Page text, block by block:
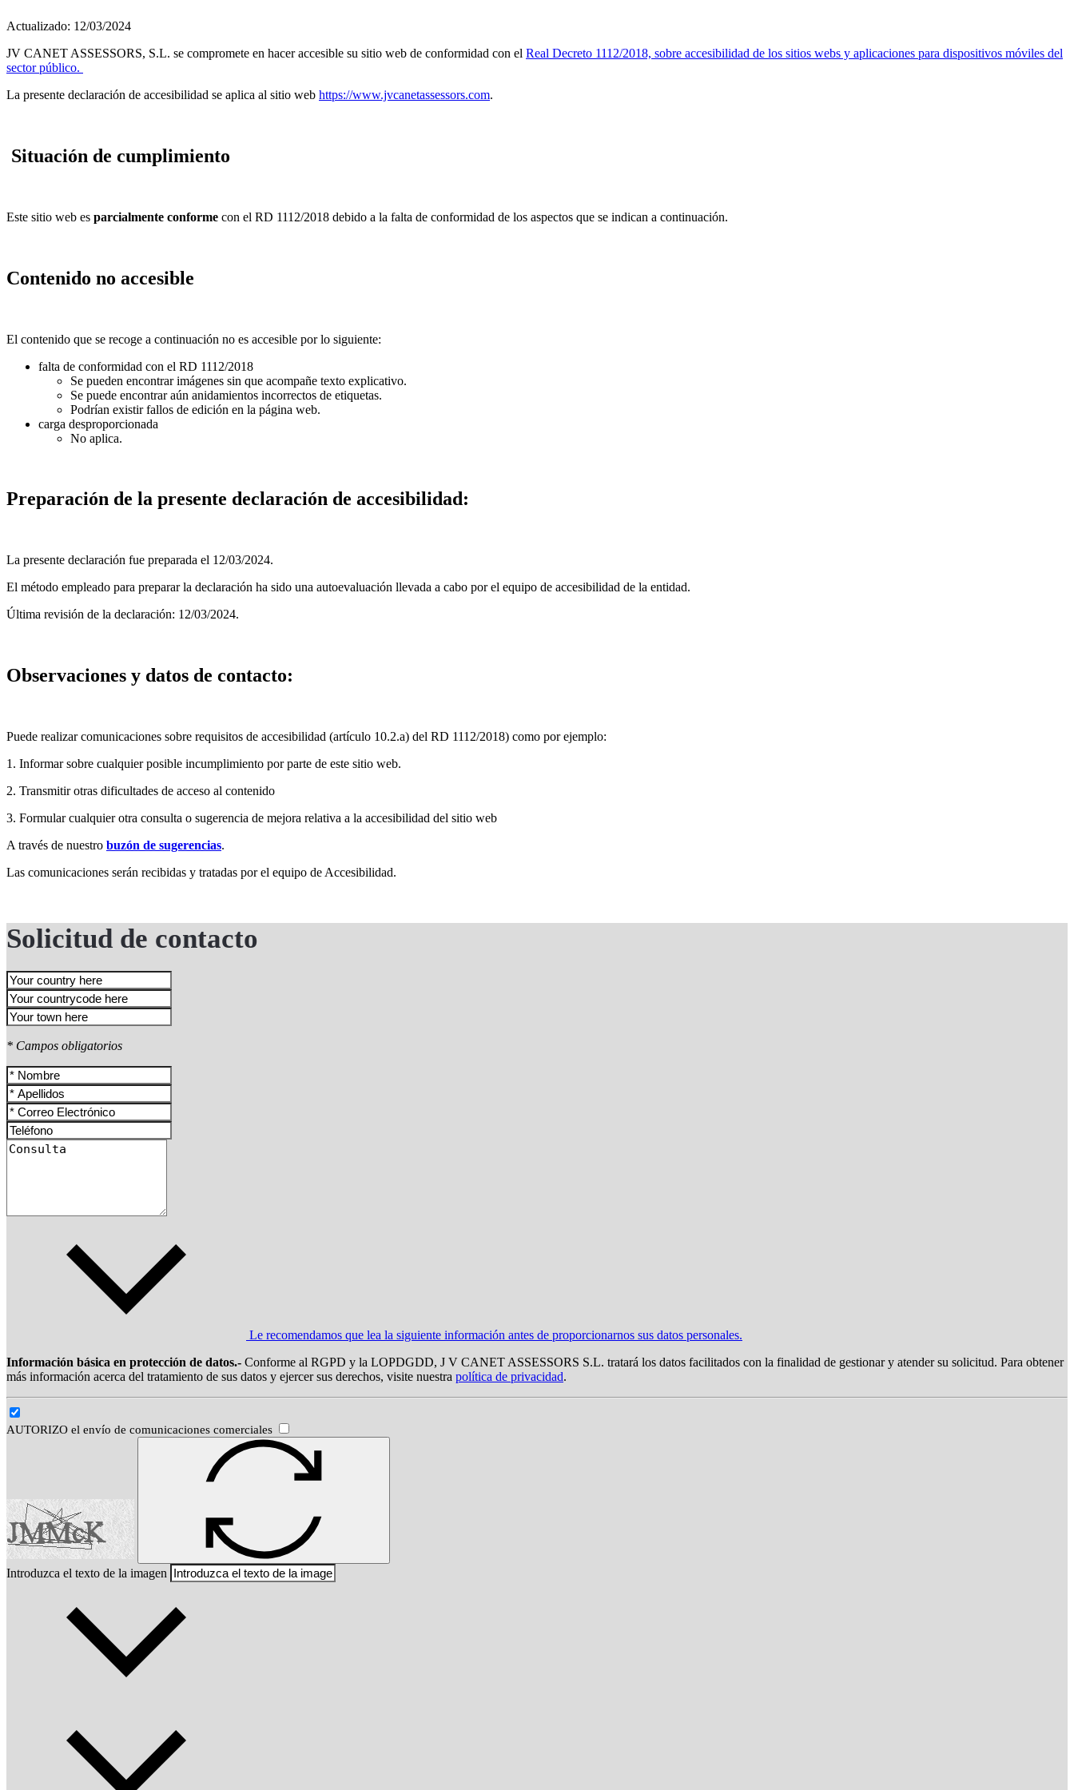
Actualizado: 12/03/2024
JV CANET ASSESSORS, S.L. se compromete en hacer accesible su sitio web de conformidad con el Real Decreto 1112/2018, sobre accesibilidad de los sitios webs y aplicaciones para dispositivos móviles del
sector público.
La presente declaración de accesibilidad se aplica al sitio web https://www.jvcanetassessors.com.
Situación de cumplimiento
Este sitio web es parcialmente conforme con el RD 1112/2018 debido a la falta de conformidad de los aspectos que se indican a continuación.
Contenido no accesible
El contenido que se recoge a continuación no es accesible por lo siguiente:
falta de conformidad con el RD 1112/2018
Se pueden encontrar imágenes sin que acompañe texto explicativo.
Se puede encontrar aún anidamientos incorrectos de etiquetas.
Podrían existir fallos de edición en la página web.
carga desproporcionada
No aplica.
Preparación de la presente declaración de accesibilidad:
La presente declaración fue preparada el 12/03/2024.
El método empleado para preparar la declaración ha sido una autoevaluación llevada a cabo por el equipo de accesibilidad de la entidad.
Última revisión de la declaración: 12/03/2024.
Observaciones y datos de contacto:
Puede realizar comunicaciones sobre requisitos de accesibilidad (artículo 10.2.a) del RD 1112/2018) como por ejemplo:
1. Informar sobre cualquier posible incumplimiento por parte de este sitio web.
2. Transmitir otras dificultades de acceso al contenido
3. Formular cualquier otra consulta o sugerencia de mejora relativa a la accesibilidad del sitio web
A través de nuestro buzón de sugerencias.
Las comunicaciones serán recibidas y tratadas por el equipo de Accesibilidad.
Solicitud de contacto
* Campos obligatorios
Le recomendamos que lea la siguiente información antes de proporcionarnos sus datos personales.
Información básica en protección de datos.- Conforme al RGPD y la LOPDGDD, J V CANET ASSESSORS S.L. tratará los datos facilitados con la finalidad de gestionar y atender su solicitud. Para obtener
más información acerca del tratamiento de sus datos y ejercer sus derechos, visite nuestra política de privacidad.
AUTORIZO el envío de comunicaciones comerciales
Introduzca el texto de la imagen